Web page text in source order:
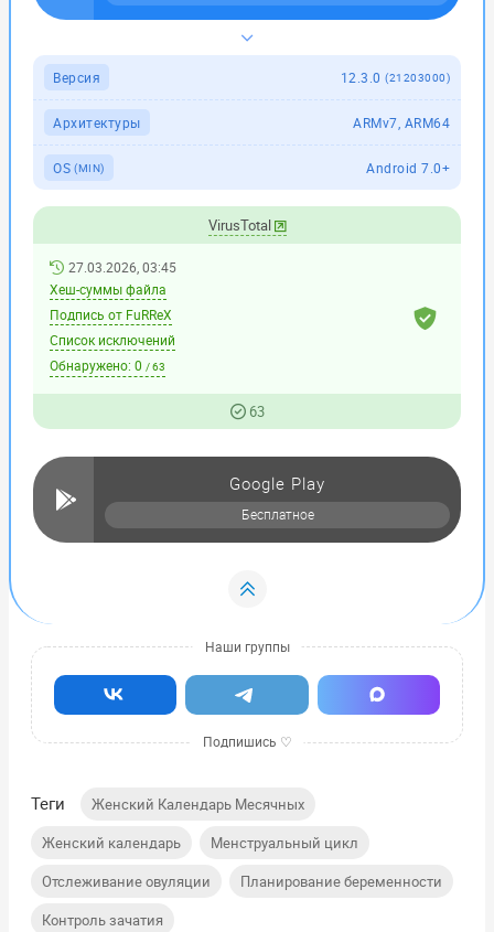
Версия 12.3.0 (21203000)
Архитектуры ARMv7, ARM64
OS (MIN) Android 7.0+
VirusTotal
27.03.2026, 03:45
Хеш-суммы файла
Подпись от FuRReX
Список исключений
Обнаружено: 0 / 63
63
Google Play
Бесплатное
Теги Женский Календарь Месячных
Женский календарь Менструальный цикл
Отслеживание овуляции Планирование беременности
Контроль зачатия